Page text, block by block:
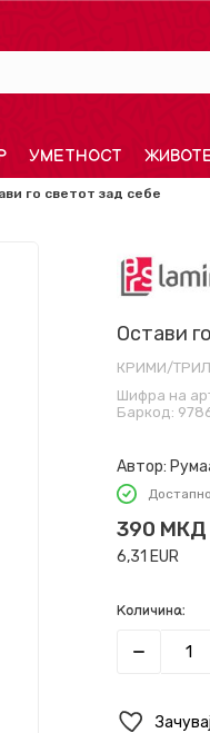
УМЕТНОСТ
го светот зад себе
Остави
КРИМИ/
Шифра на
Баркод:
Автор:
390 МКД
6,31 EUR
Количина: